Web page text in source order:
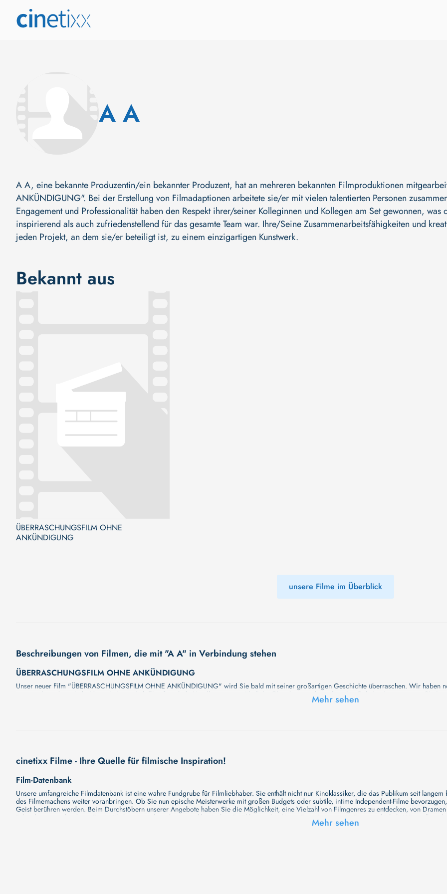
A A
A A, eine bekannte Produzentin/ein bekannter Produzent, hat an mehreren bekannten Filmproduktionen
ANKÜNDIGUNG". Bei der Erstellung von Filmadaptionen arbeitete sie/er mit vielen talentierten Personen
Engagement und Professionalität haben den Respekt ihrer/seiner Kolleginnen und Kollegen am Set gewonnen,
inspirierend als auch zufriedenstellend für das gesamte Team war. Ihre/Seine Zusammenarbeitsfähigkeiten und
jeden Projekt, an dem sie/er beteiligt ist, zu einem einzigartigen Kunstwerk.
Bekannt aus
ÜBERRASCHUNGSFILM OHNE
ANKÜNDIGUNG
unsere Filme im Überblick
Beschreibungen von Filmen, die mit "A A" in Verbindung stehen
ÜBERRASCHUNGSFILM OHNE ANKÜNDIGUNG
Unser neuer Film "ÜBERRASCHUNGSFILM OHNE ANKÜNDIGUNG" wird Sie bald mit seiner großartigen Geschichte überraschen. Wir haben
versprechen, dass sie bald erscheinen wird. Eine fesselnde Handlung, ungewöhnliche Charaktere und unerforschte Geheimnisse erwarten Sie
Mehr sehen
cinetixx Filme - Ihre Quelle für filmische Inspiration!
Film-Datenbank
Unsere umfangreiche Filmdatenbank ist eine wahre Fundgrube für Filmliebhaber. Sie enthält nicht nur Kinoklassiker, die das Publikum seit
des Filmemachens weiter voranbringen. Ob Sie nun epische Meisterwerke mit großen Budgets oder subtile, intime Independent-Filme
Geist berühren werden. Beim Durchstöbern unserer Angebote haben Sie die Möglichkeit, eine Vielzahl von Filmgenres zu entdecken, von
Erkundung verschiedener Regiestile kommt nicht zu kurz, von klassischen Erzählungen bis hin zu Experimenten mit Form und Inhalt. Wir wollen,
Hollywood-Hits findet. Natürlich gibt es auch diese, aber darüber hinaus bemühen wir uns, Meisterwerke des unabhängigen Kinos zu zeigen,
Mehr sehen